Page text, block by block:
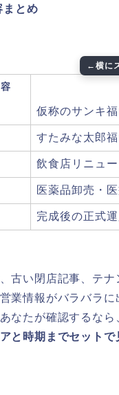
まとめ
仮称のサンキ
すたみな太郎
飲食店リニュ
医薬品卸売・
完成後の正式
古い閉店記事、テナ
業情報がバラバラに
なたが確認するなら
と時期までセットで